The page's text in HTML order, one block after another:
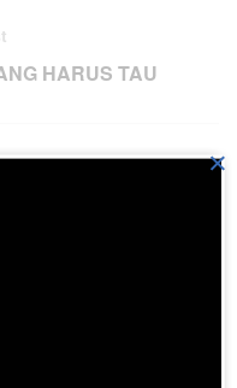
HARUS TAU
×